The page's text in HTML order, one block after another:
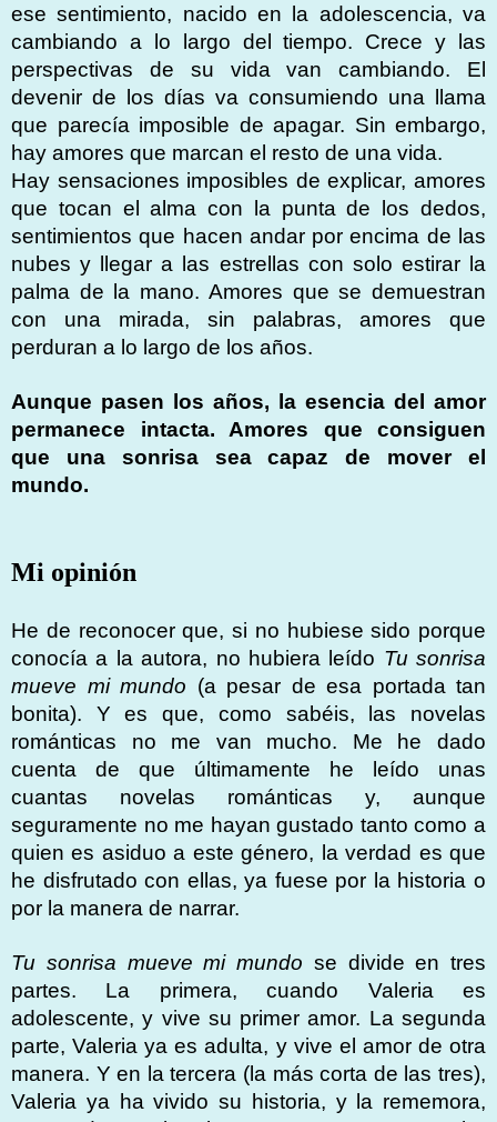
ese sentimiento, nacido en la adolescencia, va
cambiando a lo largo del tiempo. Crece y las
perspectivas de su vida van cambiando. El
devenir de los días va consumiendo una llama
que parecía imposible de apagar. Sin embargo,
hay amores que marcan el resto de una vida.
Hay sensaciones imposibles de explicar, amores
que tocan el alma con la punta de los dedos,
sentimientos que hacen andar por encima de las
nubes y llegar a las estrellas con solo estirar la
palma de la mano. Amores que se demuestran
con una mirada, sin palabras, amores que
perduran a lo largo de los años.
Aunque pasen los años, la esencia del amor
permanece intacta. Amores que consiguen
que una sonrisa sea capaz de mover el
mundo.
Mi opinión
He de reconocer que, si no hubiese sido porque
conocía a la autora, no hubiera leído Tu sonrisa
mueve mi mundo (a pesar de esa portada tan
bonita). Y es que, como sabéis, las novelas
románticas no me van mucho. Me he dado
cuenta de que últimamente he leído unas
cuantas novelas románticas y, aunque
seguramente no me hayan gustado tanto como a
quien es asiduo a este género, la verdad es que
he disfrutado con ellas, ya fuese por la historia o
por la manera de narrar.
Tu sonrisa mueve mi mundo se divide en tres
partes. La primera, cuando Valeria es
adolescente, y vive su primer amor. La segunda
parte, Valeria ya es adulta, y vive el amor de otra
manera. Y en la tercera (la más corta de las tres),
Valeria ya ha vivido su historia, y la rememora,